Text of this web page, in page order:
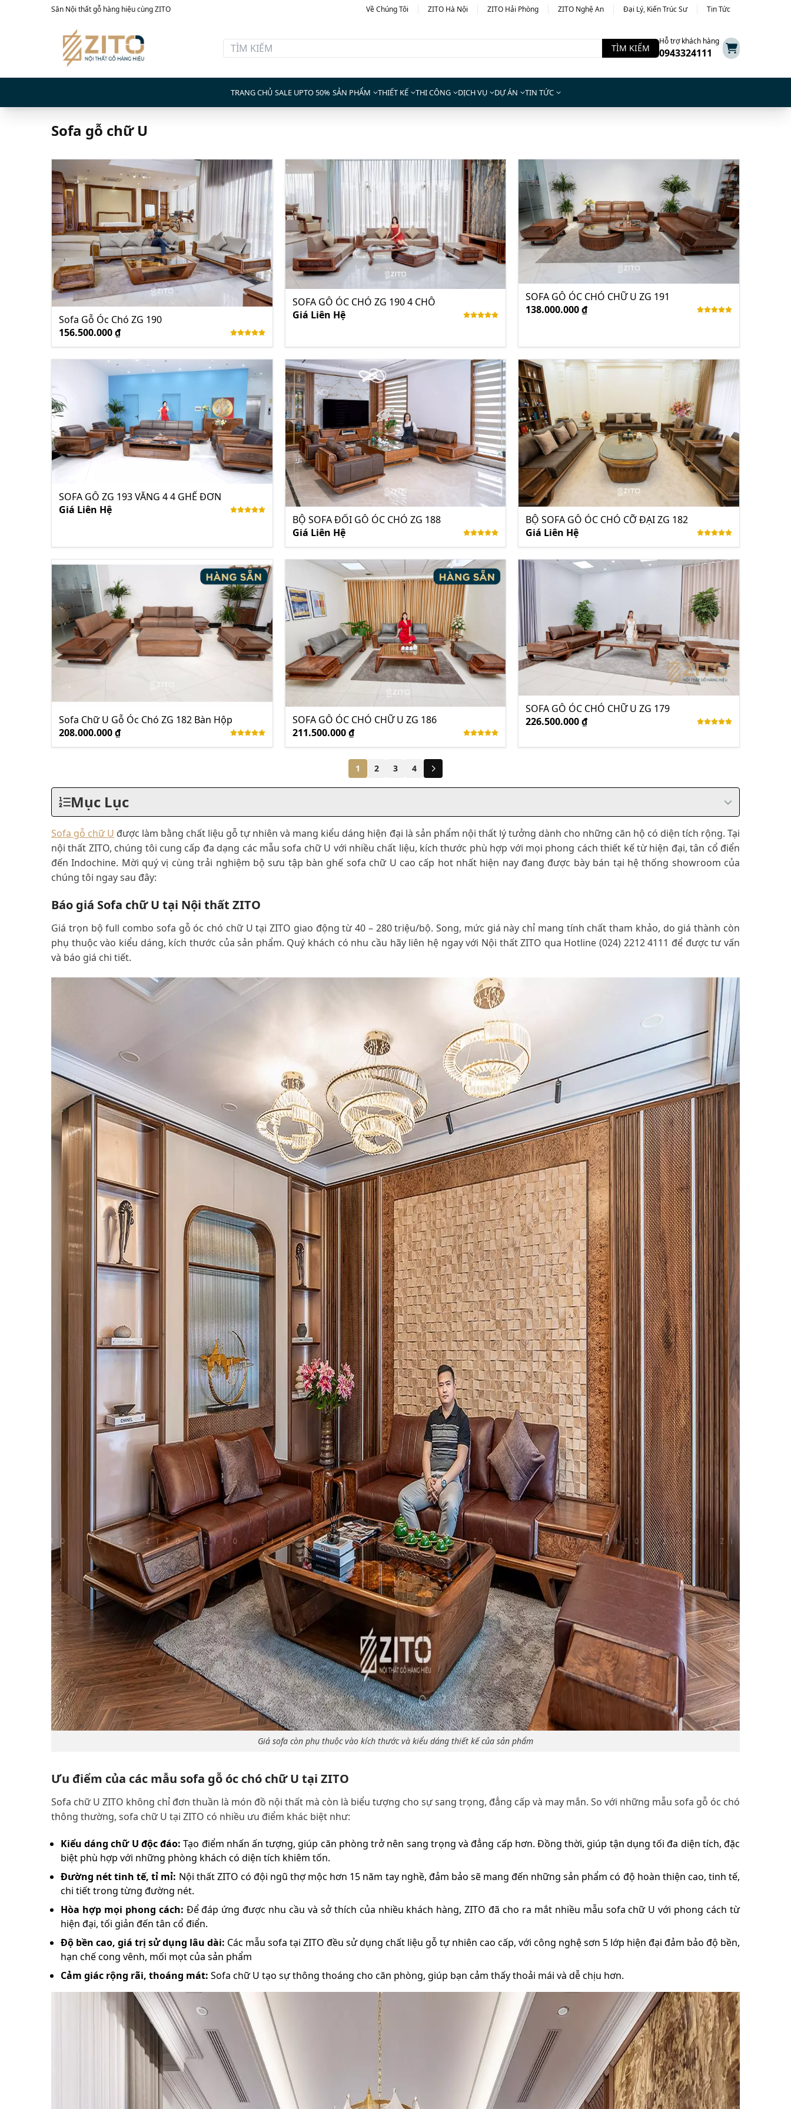
Săn Nội thất gỗ hàng hiệu cùng ZITO Về Chúng Tôi ZITO Hà Nội ZITO Hải Phòng ZITO Nghệ An Đại Lý, Kiến Trúc Sư Tin Tức
TÌM KIẾM
Hỗ trợ khách hàng
0943324111
TRANG CHỦ SALE UPTO 50% SẢN PHẨM THIẾT KẾ THI CÔNG DỊCH VỤ DỰ ÁN TIN TỨC
Sofa gỗ chữ U
Sofa Gỗ Óc Chó ZG 190
156.500.000 ₫
SOFA GỖ ÓC CHÓ ZG 190 4 CHỖ
Giá Liên Hệ
SOFA GỖ ÓC CHÓ CHỮ U ZG 191
138.000.000 ₫
SOFA GỖ ZG 193 VĂNG 4 4 GHẾ ĐƠN
Giá Liên Hệ
BỘ SOFA ĐỐI GỖ ÓC CHÓ ZG 188
Giá Liên Hệ
BỘ SOFA GỖ ÓC CHÓ CỠ ĐẠI ZG 182
Giá Liên Hệ
Sofa Chữ U Gỗ Óc Chó ZG 182 Bàn Hộp
208.000.000 ₫
SOFA GỖ ÓC CHÓ CHỮ U ZG 186
211.500.000 ₫
SOFA GỖ ÓC CHÓ CHỮ U ZG 179
226.500.000 ₫
1 2 3 4
Mục Lục
Sofa gỗ chữ U được làm bằng chất liệu gỗ tự nhiên và mang kiểu dáng hiện đại là sản phẩm nội thất lý tưởng dành cho những căn hộ có diện tích rộng. Tại
nội thất ZITO, chúng tôi cung cấp đa dạng các mẫu sofa chữ U với nhiều chất liệu, kích thước phù hợp với mọi phong cách thiết kế từ hiện đại, tân cổ điển
đến Indochine. Mời quý vị cùng trải nghiệm bộ sưu tập bàn ghế sofa chữ U cao cấp hot nhất hiện nay đang được bày bán tại hệ thống showroom của
chúng tôi ngay sau đây:
Báo giá Sofa chữ U tại Nội thất ZITO
Giá trọn bộ full combo sofa gỗ óc chó chữ U tại ZITO giao động từ 40 – 280 triệu/bộ. Song, mức giá này chỉ mang tính chất tham khảo, do giá thành còn
phụ thuộc vào kiểu dáng, kích thước của sản phẩm. Quý khách có nhu cầu hãy liên hệ ngay với Nội thất ZITO qua Hotline (024) 2212 4111 để được tư vấn
và báo giá chi tiết.
Giá sofa còn phụ thuộc vào kích thước và kiểu dáng thiết kế của sản phẩm
Ưu điểm của các mẫu sofa gỗ óc chó chữ U tại ZITO
Sofa chữ U ZITO không chỉ đơn thuần là món đồ nội thất mà còn là biểu tượng cho sự sang trọng, đẳng cấp và may mắn. So với những mẫu sofa gỗ óc chó
thông thường, sofa chữ U tại ZITO có nhiều ưu điểm khác biệt như:
Kiểu dáng chữ U độc đáo:Tạo điểm nhấn ấn tượng, giúp căn phòng trở nên sang trọng và đẳng cấp hơn. Đồng thời, giúp tận dụng tối đa diện tích, đặc
biệt phù hợp với những phòng khách có diện tích khiêm tốn.
Đường nét tinh tế, tỉ mỉ: Nội thất ZITO có đội ngũ thợ mộc hơn 15 năm tay nghề, đảm bảo sẽ mang đến những sản phẩm có độ hoàn thiện cao, tinh tế,
chi tiết trong từng đường nét.
Hòa hợp mọi phong cách: Để đáp ứng được nhu cầu và sở thích của nhiều khách hàng, ZITO đã cho ra mắt nhiều mẫu sofa chữ U với phong cách từ
hiện đại, tối giản đến tân cổ điển.
Độ bền cao, giá trị sử dụng lâu dài: Các mẫu sofa tại ZITO đều sử dụng chất liệu gỗ tự nhiên cao cấp, với công nghệ sơn 5 lớp hiện đại đảm bảo độ bền,
hạn chế cong vênh, mối mọt của sản phẩm
Cảm giác rộng rãi, thoáng mát: Sofa chữ U tạo sự thông thoáng cho căn phòng, giúp bạn cảm thấy thoải mái và dễ chịu hơn.